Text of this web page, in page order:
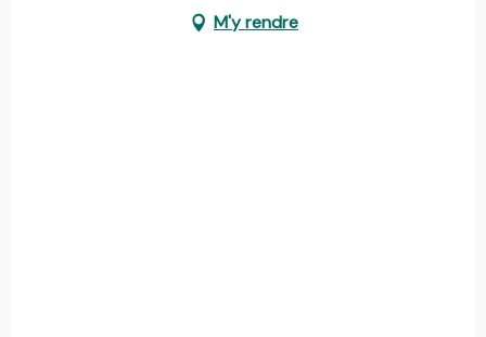
M'y rendre